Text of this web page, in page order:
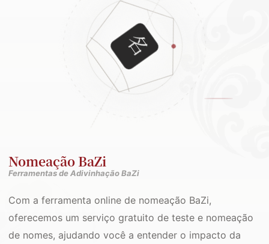
Nomeação BaZi
Ferramentas de Adivinhação BaZi
Com a ferramenta online de nomeação BaZi,
oferecemos um serviço gratuito de teste e nomeação
de nomes, ajudando você a entender o impacto da